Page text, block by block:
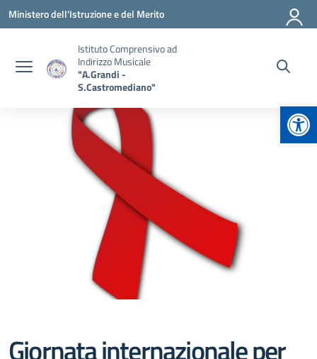
Vai ai contenuti
Vai al menu di navigazione
Vai al footer
Ministero dell'Istruzione e del Merito
Istituto Comprensivo ad
Indirizzo Musicale
"A.Grandi -
S.Castromediano"
Giornata internazionale per